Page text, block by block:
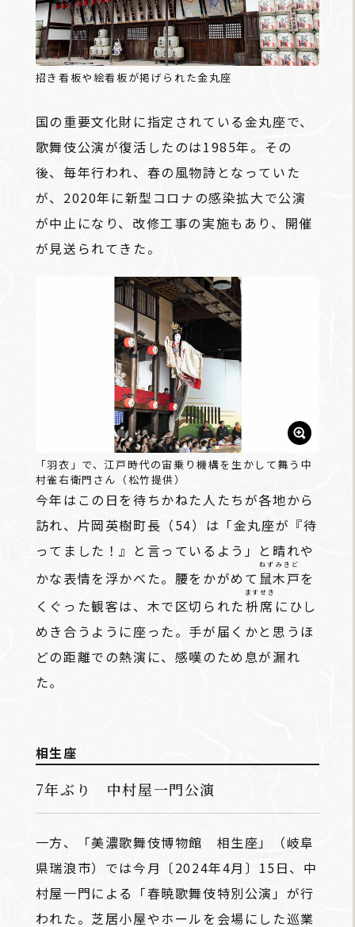
招き看板や絵看板が掲げられた金丸座
国の重要文化財に指定されている金丸座で、
歌舞伎公演が復活したのは1985年。その
後、毎年行われ、春の風物詩となっていた
が、2020年に新型コロナの感染拡大で公演
が中止になり、改修工事の実施もあり、開催
が見送られてきた。
「羽衣」で、江戸時代の宙乗り機構を生かして舞う中
村雀右衛門さん（松竹提供）
今年はこの日を待ちかねた人たちが各地から
訪れ、片岡英樹町長（54）は「金丸座が『待
ってました！』と言っているよう」と晴れや
かな表情を浮かべた。腰をかがめて 鼠木戸
ねずみきど
を
くぐった観客は、木で区切られた枡席
ますせき
にひし
めき合うように座った。手が届くかと思うほ
どの距離での熱演に、感嘆のため息が漏れ
た。
相生座
7年ぶり 中村屋一門公演
一方、「美濃歌舞伎博物館 相生座」（岐阜
県瑞浪市）では今月〔2024年4月〕15日、中
村屋一門による「春暁歌舞伎特別公演」が行
われた。芝居小屋やホールを会場にした巡業